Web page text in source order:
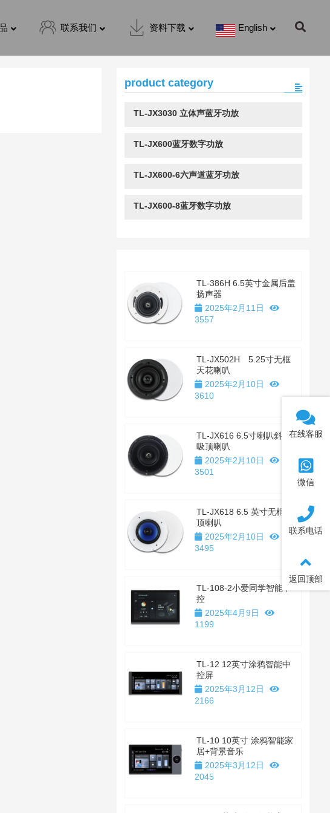
联系我们 资料下载 English
product category
TL-JX3030 立体声蓝牙功放
TL-JX600蓝牙数字功放
TL-JX600-6六声道蓝牙功放
TL-JX600-8蓝牙数字功放
TL-386H 6.5英寸金属后盖
扬声器
2025年2月11日
3557
TL-JX502H 5.25寸无框
天花喇叭
2025年2月10日
3610
TL-JX616 6.5寸喇叭斜置
吸顶喇叭
2025年2月10日
3501
TL-JX618 6.5 英寸无框吸
顶喇叭
2025年2月10日
3495
TL-108-2小爱同学智能中
控
2025年4月9日
1199
TL-12 12英寸涂鸦智能中
控屏
2025年3月12日
2166
TL-10 10英寸 涂鸦智能家
居+背景音乐
2025年3月12日
2045
在线客服
微信
联系电话
返回顶部